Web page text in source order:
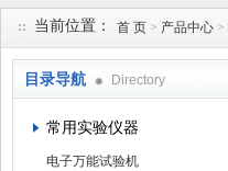
当前位置： 首 页 > 产品中心 >
目录导航 Directory
常用实验仪器
电子万能试验机